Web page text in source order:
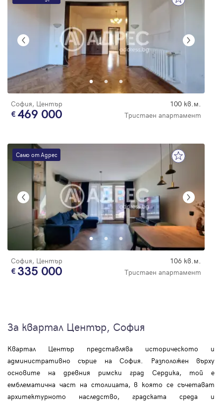
София, Център 100 кв.м.
469 000 Тристаен апартамент
Само от Адрес
София, Център 106 кв.м.
335 000 Тристаен апартамент
За квартал Център, София
Квартал Център представлява историческото и
административно сърце на София. Разположен върху
основите на древния римски град Сердика, той е
емблематична част на столицата, в която се съчетават
архитектурното наследство, градската среда и